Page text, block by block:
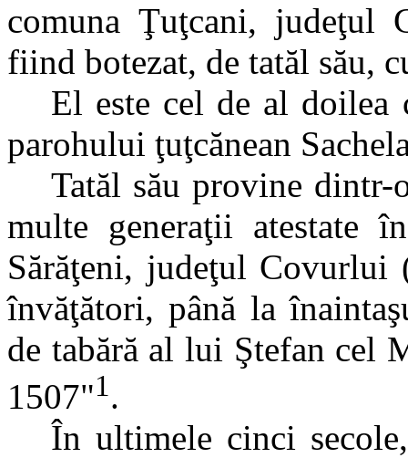
comuna Ţuţcani, judeţul
fiind botezat, de tatăl său,
El este cel de al
parohului ţuţcănean
Tatăl său provine
multe generaţii atestate
Sărăţeni, judeţul Covurlui
învăţători, până la
de tabără al lui Ştefan cel
1507"1.
În ultimele cinci